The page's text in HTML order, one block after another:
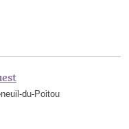
du-Poitou